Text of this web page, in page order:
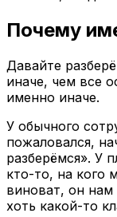
Почему
Давайте
иначе, чем все
именно иначе.
У обычного
пожаловался,
разберёмся». У
кто-то, на кого
виноват, он нам
хоть какой-то